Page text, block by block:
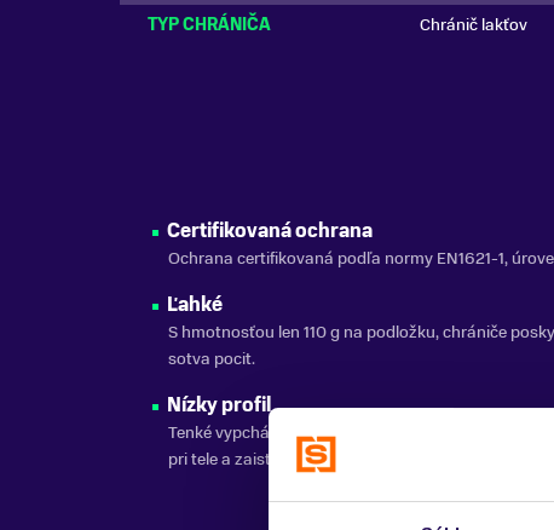
TYP CHRÁNIČA
Chránič lakťov
Certifikovaná ochrana
Ochrana certifikovaná podľa normy EN1621-1,
Ľahké
S hmotnosťou len 110 g na podložku, chrániče
sotva pocit.
Nízky profil
Tenké vypchávky nemajú zbytočný objem, sedia
pri tele a zaisťujú absolútnu voľnosť pohybu.